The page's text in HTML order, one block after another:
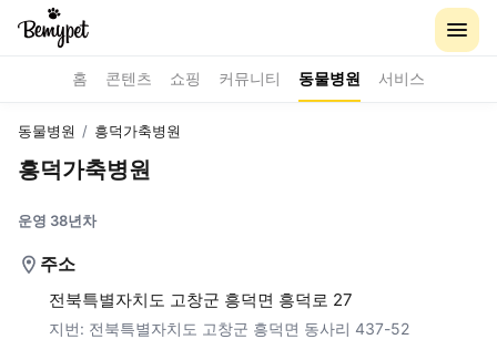
홈 콘텐츠 쇼핑 커뮤니티 동물병원 서비스
동물병원 / 흥덕가축병원
흥덕가축병원
운영 38년차
주소
전북특별자치도 고창군 흥덕면 흥덕로 27
지번: 전북특별자치도 고창군 흥덕면 동사리 437-52